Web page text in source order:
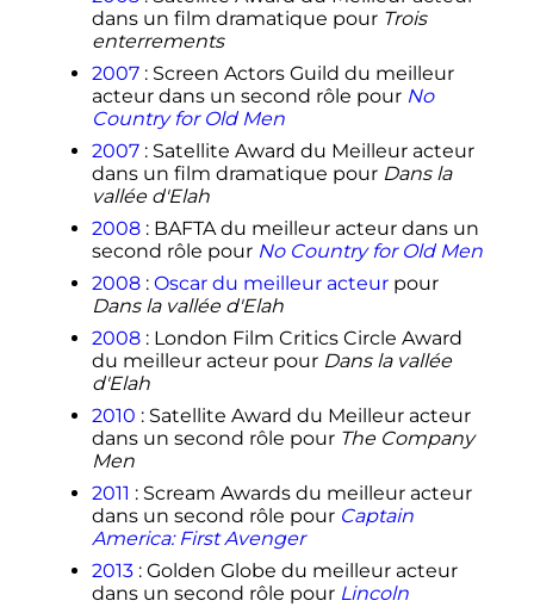
dans un film dramatique pour Trois
enterrements
2007 : Screen Actors Guild du meilleur
acteur dans un second rôle pour No
Country for Old Men
2007 : Satellite Award du Meilleur acteur
dans un film dramatique pour Dans la
vallée d'Elah
2008 : BAFTA du meilleur acteur dans un
second rôle pour No Country for Old Men
2008 : Oscar du meilleur acteurpour
Dans la vallée d'Elah
2008 : London Film Critics Circle Award
du meilleur acteur pour Dans la vallée
d'Elah
2010 : Satellite Award du Meilleur acteur
dans un second rôle pour The Company
Men
2011 : Scream Awards du meilleur acteur
dans un second rôle pour Captain
America: First Avenger
2013 : Golden Globe du meilleur acteur
dans un second rôle pour Lincoln